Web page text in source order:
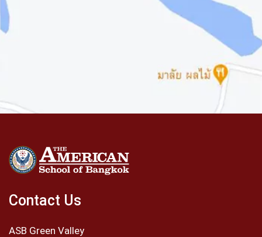
Contact Us
ASB Green Valley